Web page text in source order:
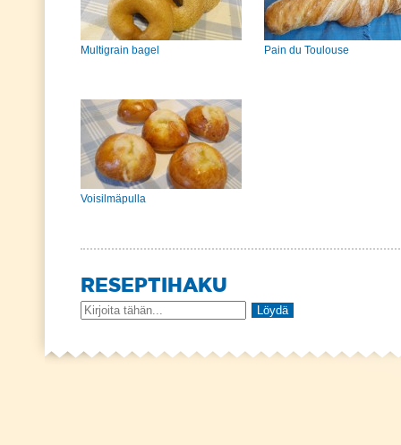
Multigrain bagel Pain du Toulouse
Voisilmäpulla
RESEPTIHAKU